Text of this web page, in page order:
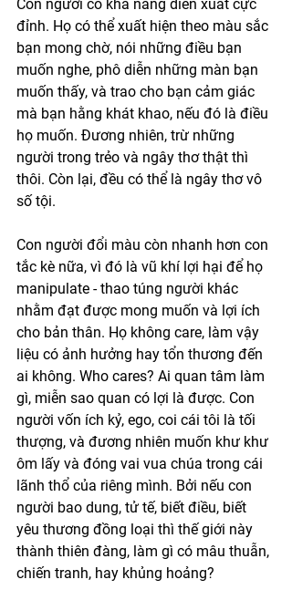
Con người có khả năng diễn xuất cực
đỉnh. Họ có thể xuất hiện theo màu sắc
bạn mong chờ, nói những điều bạn
muốn nghe, phô diễn những màn bạn
muốn thấy, và trao cho bạn cảm giác
mà bạn hằng khát khao, nếu đó là điều
họ muốn. Đương nhiên, trừ những
người trong trẻo và ngây thơ thật thì
thôi. Còn lại, đều có thể là ngây thơ vô
số tội.
Con người đổi màu còn nhanh hơn con
tắc kè nữa, vì đó là vũ khí lợi hại để họ
manipulate - thao túng người khác
nhằm đạt được mong muốn và lợi ích
cho bản thân. Họ không care, làm vậy
liệu có ảnh hưởng hay tổn thương đến
ai không. Who cares? Ai quan tâm làm
gì, miễn sao quan có lợi là được. Con
người vốn ích kỷ, ego, coi cái tôi là tối
thượng, và đương nhiên muốn khư khư
ôm lấy và đóng vai vua chúa trong cái
lãnh thổ của riêng mình. Bởi nếu con
người bao dung, tử tế, biết điều, biết
yêu thương đồng loại thì thế giới này
thành thiên đàng, làm gì có mâu thuẫn,
chiến tranh, hay khủng hoảng?